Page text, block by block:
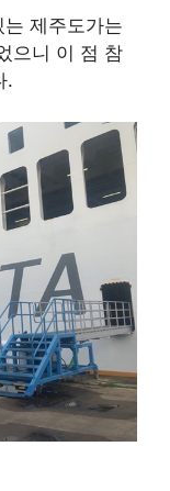
제주도가는
으니 이 점 참
.